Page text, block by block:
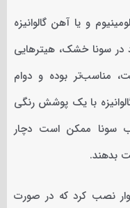
و یا آهن گالوانیزه
سونا خشک، هیترهایی
مناسب‌تر بوده و دوام
با یک پوشش رنگی
سونا ممکن است دچار
بدهند.
نصب کرد که در صورت